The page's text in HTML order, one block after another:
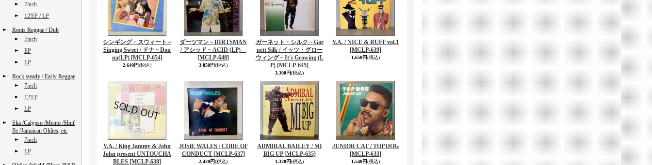
7inch
12'EP / LP
Roots Reggae / Dub
7inch
EP
LP
Rock steady / Early Reggae
7inch
12'EP
LP
Ska /Calypso /Mento /Shuf
fle /Jamaican Oldies, etc
7inch
LP
シンギング・スウィート ~
Singing Sweet / ドナ ~ Don
na(LP) [MCLP-654]
2,640円(税込)
ダーツマン ~ DIRTSMAN
/ アシッド ~ ACID (LP)
[MCLP-648]
3,850円(税込)
ガーネット・シルク ~ Gar
nett Silk / イッツ・グロー
ウィング ~ It's Growing (L
P) [MCLP-645]
3,300円(税込)
V.A. / NICE & RUFF vol.1
[MCLP-639]
1,650円(税込)
V.A. / King Jammy & John
John present UNTOUCHA
BLES [MCLP-638]
JOSiE WALES / CODE OF
CONDUCT [MCLP-637]
2,420円(税込)
ADMIRAL BAILEY / MI
BIG UP [MCLP-635]
1,320円(税込)
JUNIOR CAT / TOP DOG
[MCLP-633]
1,540円(税込)